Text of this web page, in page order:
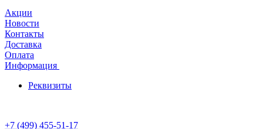
Акции
Новости
Контакты
Доставка
Оплата
Информация
Реквизиты
+7 (499) 455-51-17